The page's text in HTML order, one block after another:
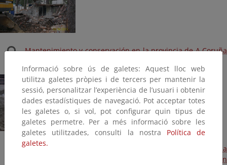
Mantenimiento y conservación en la provincia de A Coruña
Playa de la Magdalena. Avería en el dique de apoyo de la
playa, erosión en la playa y desperfectos en el paseo. (Plan
Informació sobre ús de galetes: Aquest lloc web
utilitza galetes pròpies i de tercers per mantenir la
sessió, personalitzar l’experiència de l’usuari i obtenir
dades estadístiques de navegació. Pot acceptar totes
les galetes o, si vol, pot configurar quin tipus de
galetes permetre. Per a més informació sobre les
galetes utilitzades, consulti la nostra Política de
galetes.